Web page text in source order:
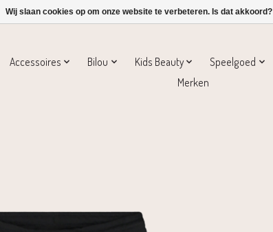
Accessoires Bilou Kids Beauty Speelgoed
Merken
Wij slaan cookies op om onze website te verbeteren. Is dat akkoord?